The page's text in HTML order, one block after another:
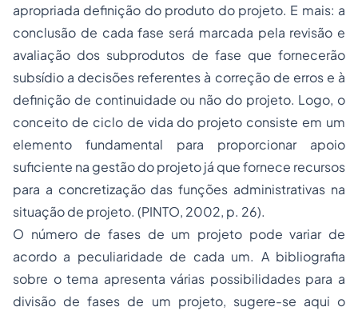
apropriada definição do produto do projeto. E mais: a
conclusão de cada fase será marcada pela revisão e
avaliação dos subprodutos de fase que fornecerão
subsídio a decisões referentes à correção de erros e à
definição de continuidade ou não do projeto. Logo, o
conceito de ciclo de vida do projeto consiste em um
elemento fundamental para proporcionar apoio
suficiente na gestão do projeto já que fornece recursos
para a concretização das funções administrativas na
situação de projeto. (PINTO, 2002, p. 26).
O número de fases de um projeto pode variar de
acordo a peculiaridade de cada um. A bibliografia
sobre o tema apresenta várias possibilidades para a
divisão de fases de um projeto, sugere-se aqui o